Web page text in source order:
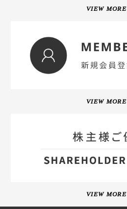
VIEW MORE
VIEW MORE
VIEW MORE